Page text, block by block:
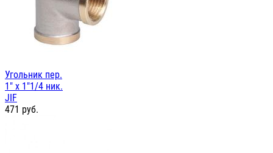
Угольник пер.
1" х 1"1/4 ник.
JIF
471 руб.